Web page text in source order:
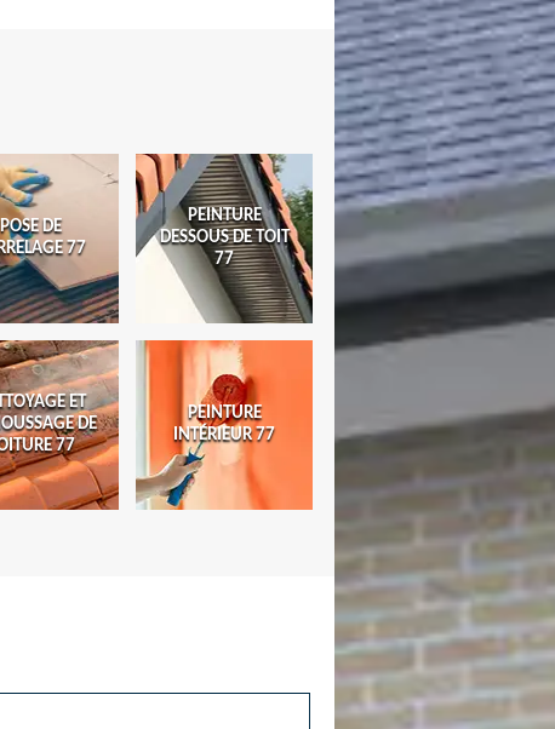
POSE DE
77
PEINTURE
DESSOUS DE TOIT
77
ET
DE
77
PEINTURE
INTÉRIEUR 77